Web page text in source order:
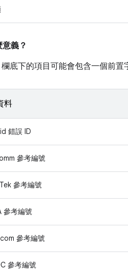
義？
欄底下的項目可能會包含一個前置
料
錯誤 ID
參考編號
參考編號
參考編號
參考編號
參考編號